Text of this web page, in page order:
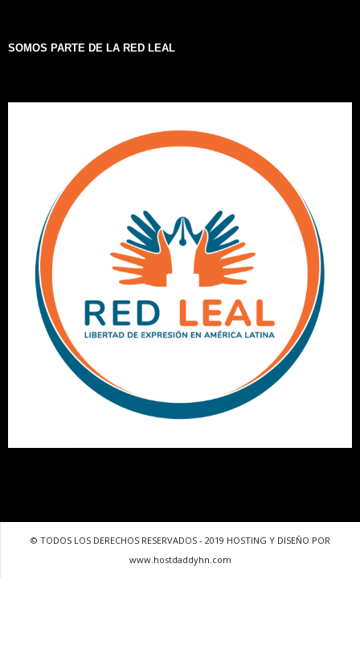
SOMOS PARTE DE LA RED LEAL
© TODOS LOS DERECHOS RESERVADOS - 2019 HOSTING Y DISEÑO POR
www.hostdaddyhn.com